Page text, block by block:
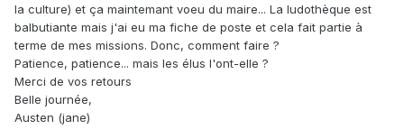
la culture) et ça maintemant voeu du maire... La ludothèque est
balbutiante mais j'ai eu ma fiche de poste et cela fait partie à
terme de mes missions. Donc, comment faire ?
Patience, patience... mais les élus l'ont-elle ?
Merci de vos retours
Belle journée,
Austen (jane)